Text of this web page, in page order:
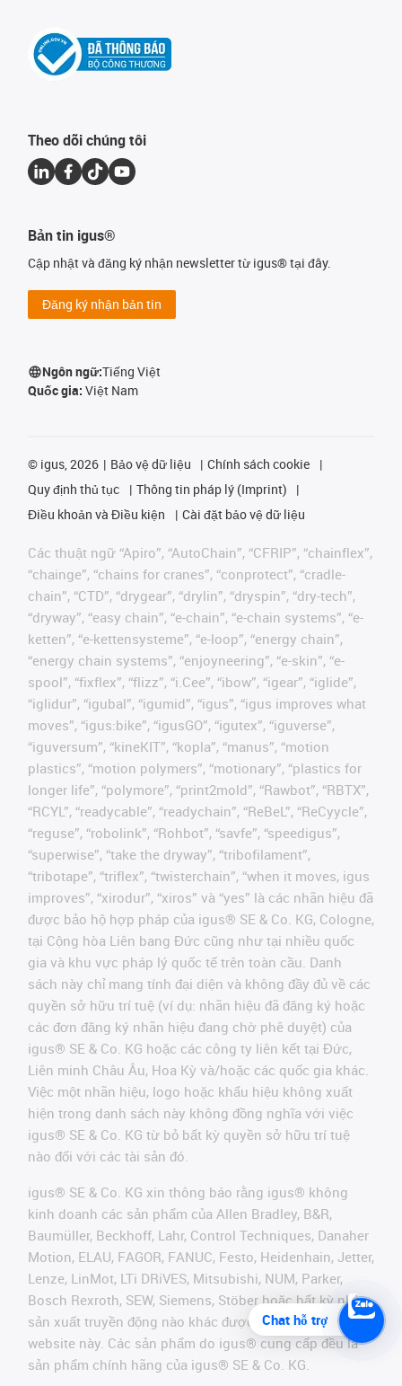
Theo dõi chúng tôi
Bản tin igus®
Cập nhật và đăng ký nhận newsletter từ igus® tại đây.
Đăng ký nhận bản tin
Ngôn ngữ:Tiếng Việt
Quốc gia: Việt Nam
© igus, 2026 Bảo vệ dữ liệu
Chính sách cookie
Quy định thủ tục
Thông tin pháp lý (Imprint)
Điều khoản và Điều kiện
Cài đặt bảo vệ dữ liệu
Các thuật ngữ “Apiro”, “AutoChain”, “CFRIP”, “chainflex”,
“chainge”, “chains for cranes”, “conprotect”, “cradle-
chain”, “CTD”, “drygear”, “drylin”, “dryspin”, “dry-tech”,
“dryway”, “easy chain”, “e-chain”, “e-chain systems”, “e-
ketten”, “e-kettensysteme”, “e-loop”, “energy chain”,
“energy chain systems”, “enjoyneering”, “e-skin”, “e-
spool”, “fixflex”, “flizz”, “i.Cee”, “ibow”, “igear”, “iglide”,
“iglidur”, “igubal”, “igumid”, “igus”, “igus improves what
moves”, “igus:bike”, “igusGO”, “igutex”, “iguverse”,
“iguversum”, “kineKIT”, “kopla”, “manus”, “motion
plastics”, “motion polymers”, “motionary”, “plastics for
longer life”, “polymore”, “print2mold”, “Rawbot”, “RBTX”,
“RCYL”, “readycable”, “readychain”, “ReBeL”, “ReCyycle”,
“reguse”, “robolink”, “Rohbot”, “savfe”, “speedigus”,
“superwise”, “take the dryway”, “tribofilament”,
“tribotape”, “triflex”, “twisterchain”, “when it moves, igus
improves”, “xirodur”, “xiros” và “yes” là các nhãn hiệu đã
được bảo hộ hợp pháp của igus® SE & Co. KG, Cologne,
tại Cộng hòa Liên bang Đức cũng như tại nhiều quốc
gia và khu vực pháp lý quốc tế trên toàn cầu. Danh
sách này chỉ mang tính đại diện và không đầy đủ về các
quyền sở hữu trí tuệ (ví dụ: nhãn hiệu đã đăng ký hoặc
các đơn đăng ký nhãn hiệu đang chờ phê duyệt) của
igus® SE & Co. KG hoặc các công ty liên kết tại Đức,
Liên minh Châu Âu, Hoa Kỳ và/hoặc các quốc gia khác.
Việc một nhãn hiệu, logo hoặc khẩu hiệu không xuất
hiện trong danh sách này không đồng nghĩa với việc
igus® SE & Co. KG từ bỏ bất kỳ quyền sở hữu trí tuệ
nào đối với các tài sản đó.
igus® SE & Co. KG xin thông báo rằng igus® không
kinh doanh các sản phẩm của Allen Bradley, B&R,
Baumüller, Beckhoff, Lahr, Control Techniques, Danaher
Motion, ELAU, FAGOR, FANUC, Festo, Heidenhain, Jetter,
Lenze, LinMot, LTi DRiVES, Mitsubishi, NUM, Parker,
Bosch Rexroth, SEW, Siemens, Stöber hoặc bất kỳ nhà
sản xuất truyền động nào khác được đề cập trên
website này. Các sản phẩm do igus® cung cấp đều là
sản phẩm chính hãng của igus® SE & Co. KG.
Chat hỗ trợ